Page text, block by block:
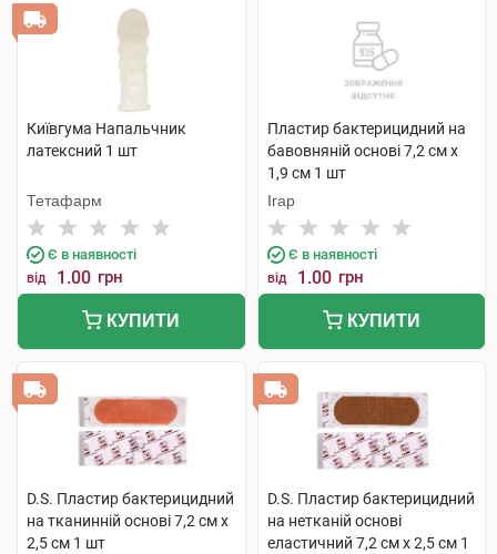
Київгума Напальчник
латексний 1 шт
Тетафарм
Є в наявності
від 1.00 грн
КУПИТИ
Пластир бактерицидний на
бавовняній основі 7,2 см х
1,9 см 1 шт
Ігар
Є в наявності
від 1.00 грн
КУПИТИ
D.S. Пластир бактерицидний
на тканинній основі 7,2 см х
2,5 см 1 шт
D.S. Пластир бактерицидний
на нетканій основі
еластичний 7,2 см х 2,5 см 1